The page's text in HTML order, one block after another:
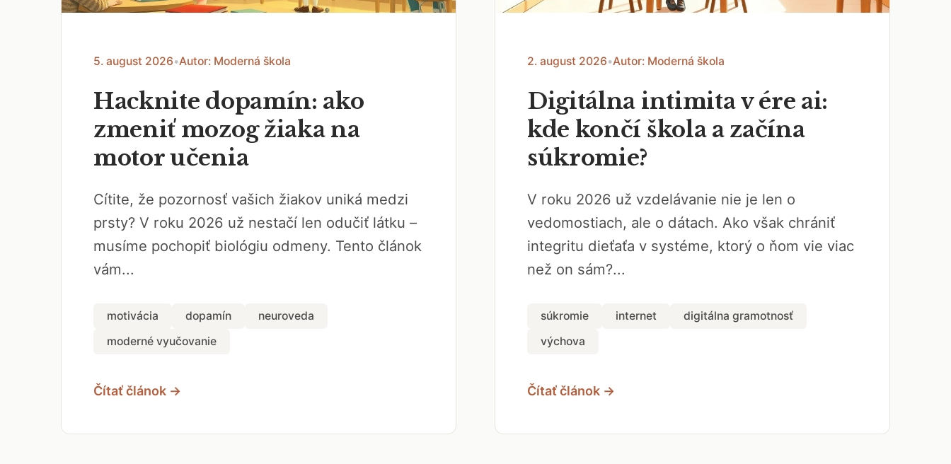
5. august 2026•Autor: Moderná škola
Hacknite dopamín: ako
zmeniť mozog žiaka na
motor učenia
Cítite, že pozornosť vašich žiakov uniká medzi
prsty? V roku 2026 už nestačí len odučiť látku –
musíme pochopiť biológiu odmeny. Tento článok
vám...
motivácia dopamín
neuroveda
moderné vyučovanie
Čítať článok →
2. august 2026•Autor: Moderná škola
Digitálna intimita v ére ai:
kde končí škola a začína
súkromie?
V roku 2026 už vzdelávanie nie je len o
vedomostiach, ale o dátach. Ako však chrániť
integritu dieťaťa v systéme, ktorý o ňom vie viac
než on sám?...
súkromie internet
digitálna gramotnosť
výchova
Čítať článok →